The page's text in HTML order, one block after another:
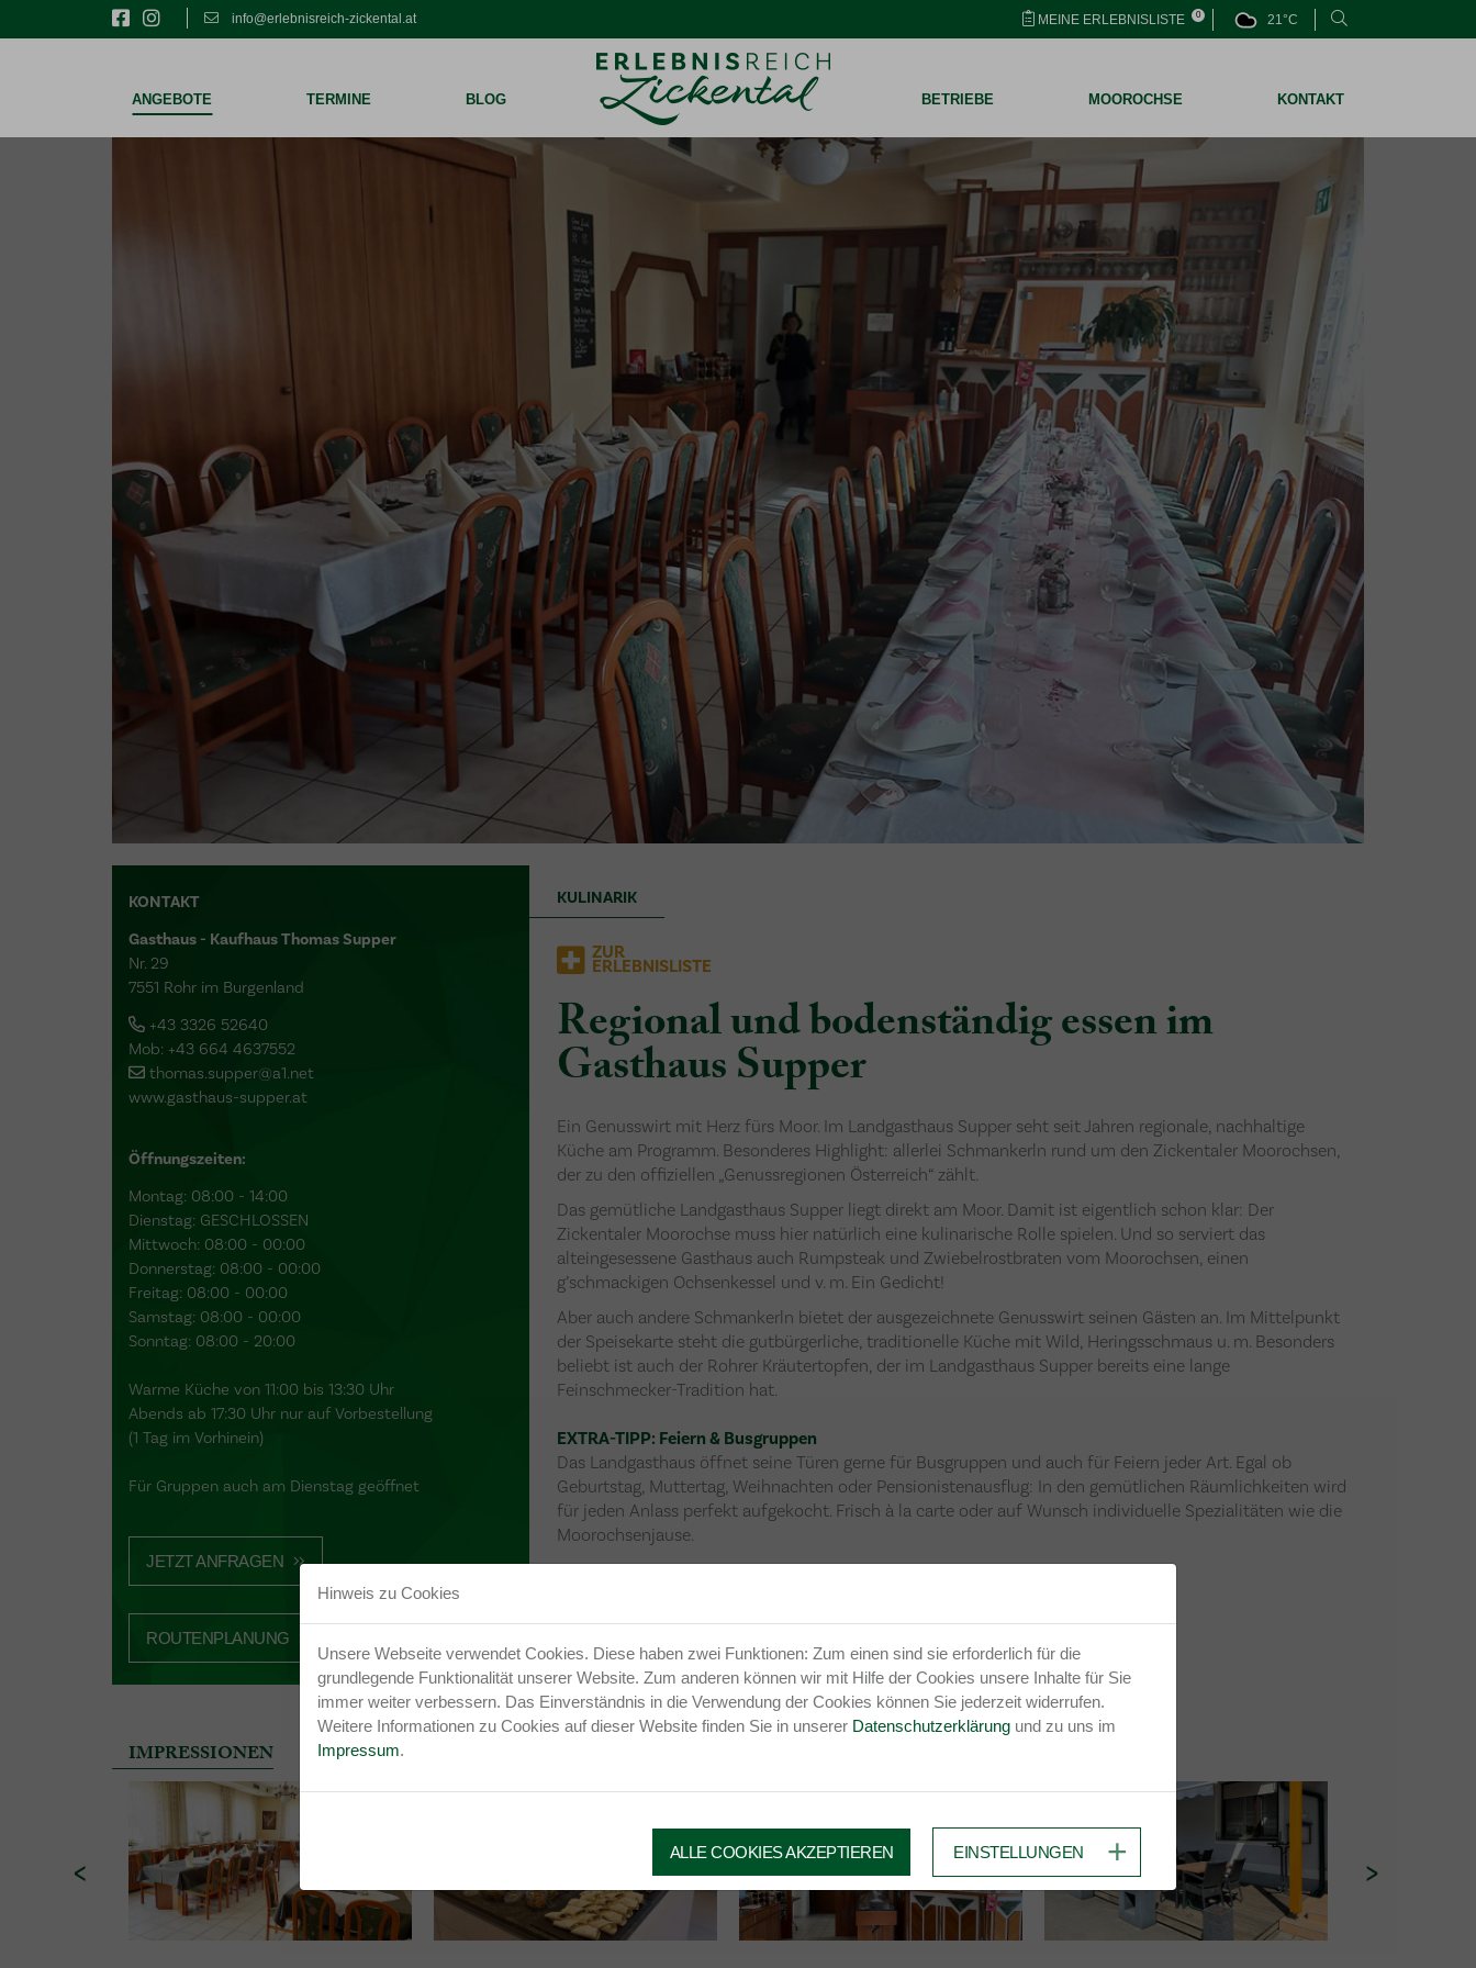
info@erlebnisreich-zickental.at MEINE ERLEBNISLISTE 0 21°C
ANGEBOTE TERMINE BLOG BETRIEBE MOOROCHSE KONTAKT
KONTAKT
Gasthaus - Kaufhaus Thomas Supper
Nr. 29
7551 Rohr im Burgenland
+43 3326 52640
Mob: +43 664 4637552
thomas.supper@a1.net
www.gasthaus-supper.at
Öffnungszeiten:
Montag: 08:00 - 14:00
Dienstag: GESCHLOSSEN
Mittwoch: 08:00 - 00:00
Donnerstag: 08:00 - 00:00
Freitag: 08:00 - 00:00
Samstag: 08:00 - 00:00
Sonntag: 08:00 - 20:00
Warme Küche von 11:00 bis 13:30 Uhr
Abends ab 17:30 Uhr nur auf Vorbestellung
(1 Tag im Vorhinein)
Für Gruppen auch am Dienstag geöffnet
JETZT ANFRAGEN
ROUTENPLANUNG
KULINARIK
ZUR
ERLEBNISLISTE
Regional und bodenständig essen im
Gasthaus Supper
Ein Genusswirt mit Herz fürs Moor. Im Landgasthaus Supper seht seit Jahren regionale, nachhaltige
Küche am Programm. Besonderes Highlight: allerlei Schmankerln rund um den Zickentaler Moorochsen,
der zu den offiziellen „Genussregionen Österreich“ zählt.
Das gemütliche Landgasthaus Supper liegt direkt am Moor. Damit ist eigentlich schon klar: Der
Zickentaler Moorochse muss hier natürlich eine kulinarische Rolle spielen. Und so serviert das
alteingesessene Gasthaus auch Rumpsteak und Zwiebelrostbraten vom Moorochsen, einen
g’schmackigen Ochsenkessel und v. m. Ein Gedicht!
Aber auch andere Schmankerln bietet der ausgezeichnete Genusswirt seinen Gästen an. Im Mittelpunkt
der Speisekarte steht die gutbürgerliche, traditionelle Küche mit Wild, Heringsschmaus u. m. Besonders
beliebt ist auch der Rohrer Kräutertopfen, der im Landgasthaus Supper bereits eine lange
Feinschmecker-Tradition hat.
EXTRA-TIPP: Feiern & Busgruppen
Das Landgasthaus öffnet seine Türen gerne für Busgruppen und auch für Feiern jeder Art. Egal ob
Geburtstag, Muttertag, Weihnachten oder Pensionistenausflug: In den gemütlichen Räumlichkeiten wird
für jeden Anlass perfekt aufgekocht. Frisch à la carte oder auf Wunsch individuelle Spezialitäten wie die
Moorochsenjause.
IMPRESSIONEN
Hinweis zu Cookies
Unsere Webseite verwendet Cookies. Diese haben zwei Funktionen: Zum einen sind sie erforderlich für die
grundlegende Funktionalität unserer Website. Zum anderen können wir mit Hilfe der Cookies unsere Inhalte für Sie
immer weiter verbessern. Das Einverständnis in die Verwendung der Cookies können Sie jederzeit widerrufen.
Weitere Informationen zu Cookies auf dieser Website finden Sie in unserer Datenschutzerklärung und zu uns im
Impressum.
ALLE COOKIES AKZEPTIEREN EINSTELLUNGEN